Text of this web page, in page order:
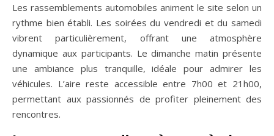
Les rassemblements automobiles animent le site selon un
rythme bien établi. Les soirées du vendredi et du samedi
vibrent particulièrement, offrant une atmosphère
dynamique aux participants. Le dimanche matin présente
une ambiance plus tranquille, idéale pour admirer les
véhicules. L’aire reste accessible entre 7h00 et 21h00,
permettant aux passionnés de profiter pleinement des
rencontres.